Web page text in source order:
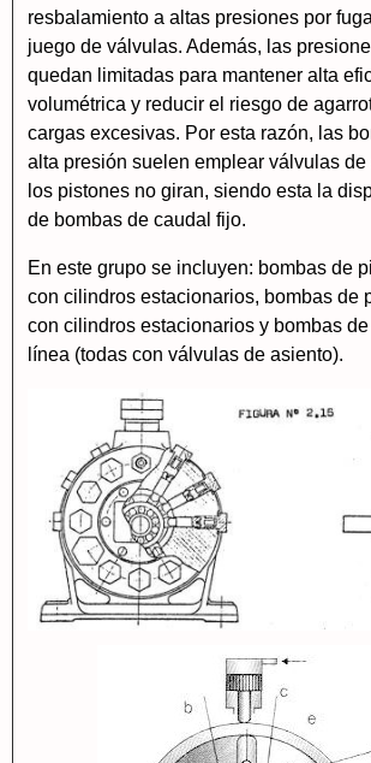
resbalamiento a altas presiones por
juego de válvulas. Además, las
quedan limitadas para mantener alta
volumétrica y reducir el riesgo de
cargas excesivas. Por esta razón, las
alta presión suelen emplear válvulas
los pistones no giran, siendo esta la
de bombas de caudal fijo.
En este grupo se incluyen: bombas de
con cilindros estacionarios, bombas de
con cilindros estacionarios y bombas
línea (todas con válvulas de asiento).